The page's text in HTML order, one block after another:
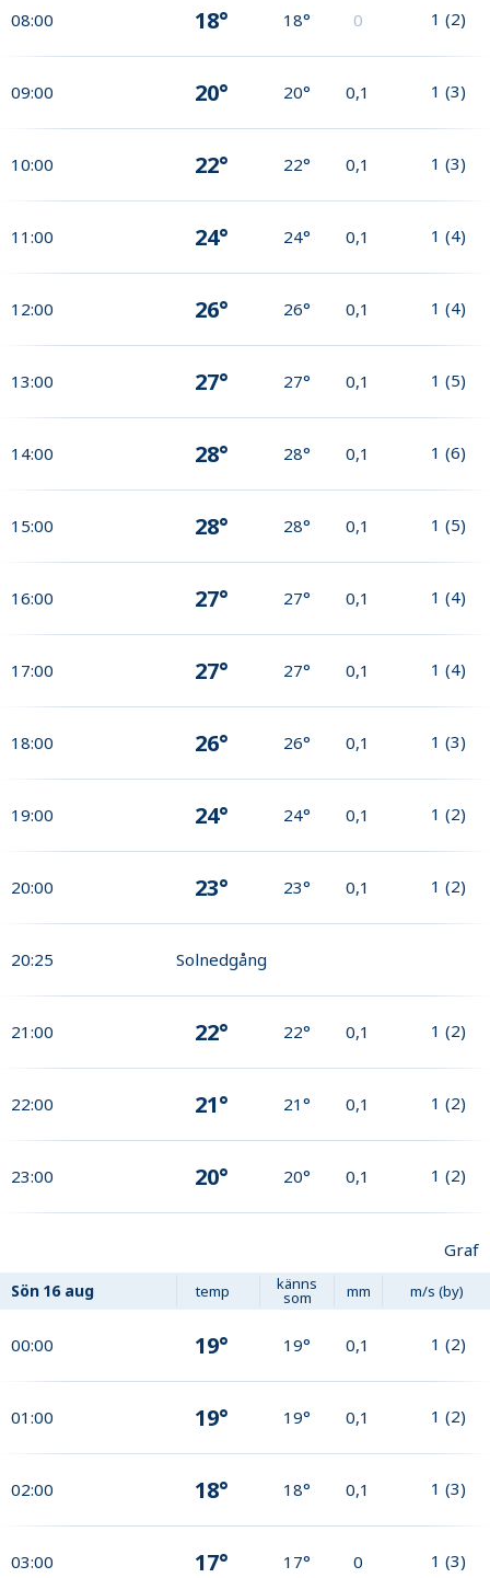
08:00 18° 18° 0 1 (2)
09:00 20° 20° 0,1 1 (3)
10:00 22° 22° 0,1 1 (3)
11:00 24° 24° 0,1 1 (4)
12:00 26° 26° 0,1 1 (4)
13:00 27° 27° 0,1 1 (5)
14:00 28° 28° 0,1 1 (6)
15:00 28° 28° 0,1 1 (5)
16:00 27° 27° 0,1 1 (4)
17:00 27° 27° 0,1 1 (4)
18:00 26° 26° 0,1 1 (3)
19:00 24° 24° 0,1 1 (2)
20:00 23° 23° 0,1 1 (2)
20:25 Solnedgång
21:00 22° 22° 0,1 1 (2)
22:00 21° 21° 0,1 1 (2)
23:00 20° 20° 0,1 1 (2)
Graf
Sön 16 aug temp känns
som mm m/s (by)
00:00 19° 19° 0,1 1 (2)
01:00 19° 19° 0,1 1 (2)
02:00 18° 18° 0,1 1 (3)
03:00 17° 17° 0 1 (3)